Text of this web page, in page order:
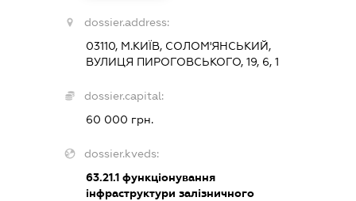
dossier.address:
03110, М.КИЇВ, СОЛОМ'ЯНСЬКИЙ,
ВУЛИЦЯ ПИРОГОВСЬКОГО, 19, 6, 1
dossier.capital:
60 000 грн.
dossier.kveds:
63.21.1функціонування
інфраструктури залізничного